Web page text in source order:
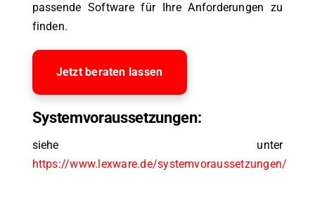
passende Software für Ihre Anforderungen zu
finden.
Jetzt beraten lassen
Systemvoraussetzungen:
siehe unter
https://www.lexware.de/systemvoraussetzungen/